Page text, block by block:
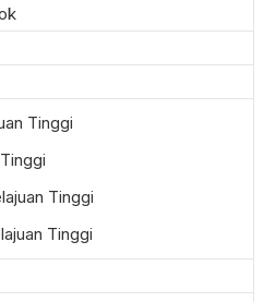
Tinggi
Tinggi
Tinggi